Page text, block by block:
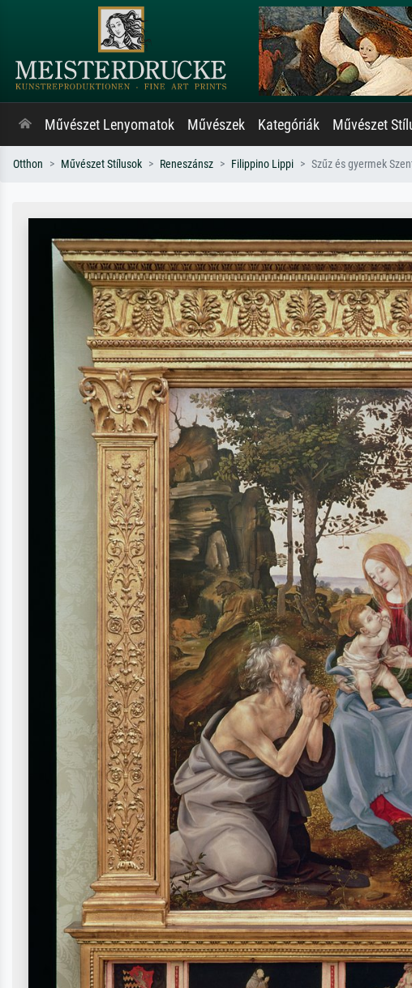
Művészet Lenyomatok Művészek Kategóriák Művészet
Otthon Művészet Stílusok Reneszánsz Filippino Lippi Szűz és gyermek